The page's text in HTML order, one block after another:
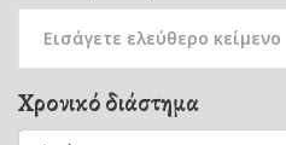
Χρονικό διάστημα